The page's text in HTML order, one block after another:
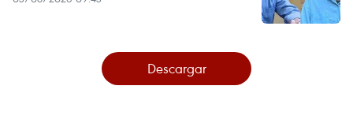
Descargar